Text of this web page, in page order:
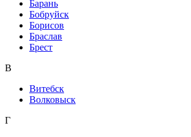
Барань
Бобруйск
Борисов
Браслав
Брест
В
Витебск
Волковыск
Г